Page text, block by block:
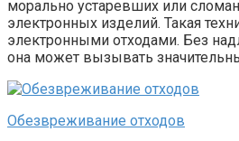
морально устаревших или
электронных изделий. Такая
электронными отходами. Без
она может вызывать
Обезвреживание отходов